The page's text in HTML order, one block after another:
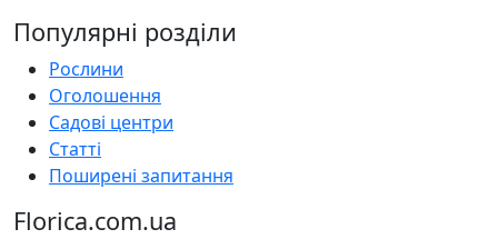
Популярні розділи
Рослини
Оголошення
Садові центри
Статті
Поширені запитання
Florica.com.ua